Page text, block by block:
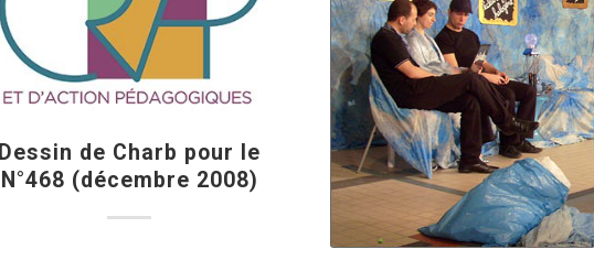
Dessin de Charb pour le
N°468 (décembre 2008)